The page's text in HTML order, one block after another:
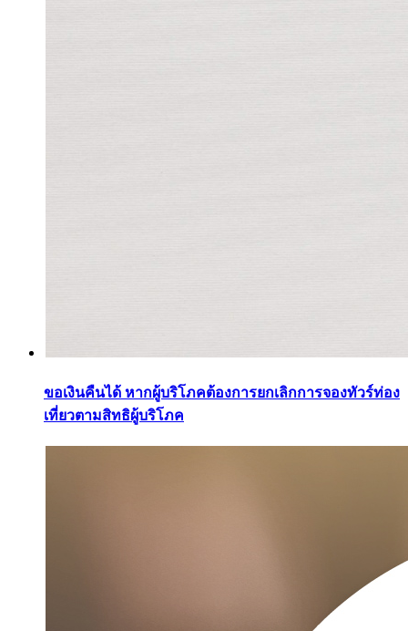
ขอเงินคืนได้ หากผู้บริโภคต้องการยกเลิกการจองทัวร์ท่อง
เที่ยวตามสิทธิผู้บริโภค